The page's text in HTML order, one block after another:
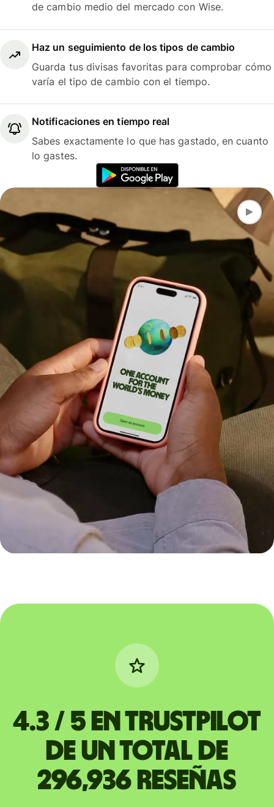
de cambio medio del mercado con Wise.
Haz un seguimiento de los tipos de cambio
Guarda tus divisas favoritas para comprobar cómo
varía el tipo de cambio con el tiempo.
Notificaciones en tiempo real
Sabes exactamente lo que has gastado, en cuanto
lo gastes.
4.3 / 5 en Trustpilot
de un total de
296,936 reseñas